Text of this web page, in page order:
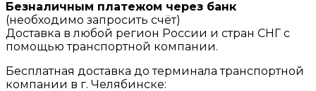
Безналичным платежом через банк
(необходимо запросить счёт)
Доставка в любой регион России и стран СНГ с
помощью транспортной компании.
Бесплатная доставка до терминала транспортной
компании в г. Челябинске: